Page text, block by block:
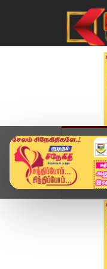
முகப்பு
Home